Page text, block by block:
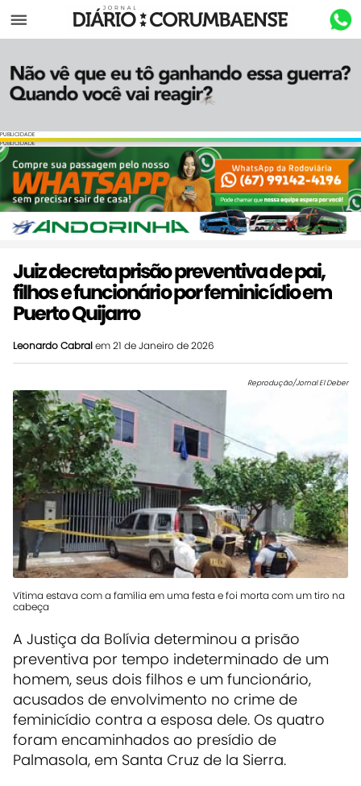
Menu
PUBLICIDADE
PUBLICIDADE
Juiz decreta prisão preventiva de pai,
filhos e funcionário por feminicídio em
Puerto Quijarro
Leonardo Cabralem 21 de Janeiro de 2026
Reprodução/Jornal El Deber
Vítima estava com a família em uma festa e foi morta com um tiro na
cabeça
A Justiça da Bolívia determinou a prisão
preventiva por tempo indeterminado de um
homem, seus dois filhos e um funcionário,
acusados de envolvimento no crime de
feminicídio contra a esposa dele. Os quatro
foram encaminhados ao presídio de
Palmasola, em Santa Cruz de la Sierra.